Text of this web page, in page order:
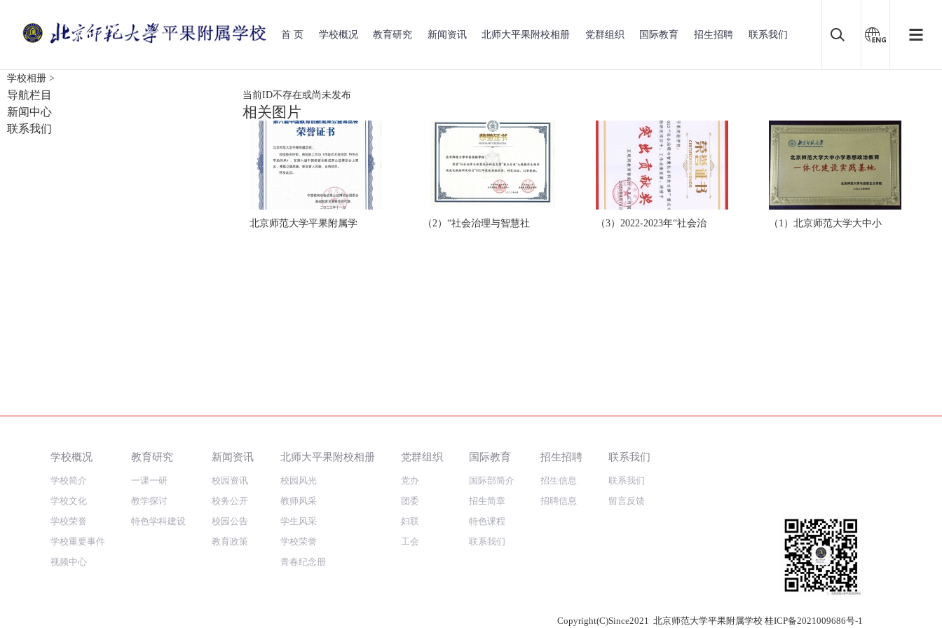
首 页 学校概况 教育研究 新闻资讯 北师大平果附校相册 党群组织 国际教育 招生招聘 联系我们
学校相册 >
当前ID不存在或尚未发布
相关图片
北京师范大学平果附属学 （2）“社会治理与智慧社 （3）2022-2023年“社会治 （1）北京师范大学大中小
导航栏目
新闻中心
联系我们
学校概况
学校简介
学校文化
学校荣誉
学校重要事件
视频中心
教育研究
一课一研
教学探讨
特色学科建设
新闻资讯
校园资讯
校务公开
校园公告
教育政策
北师大平果附校相册
校园风光
教师风采
学生风采
学校荣誉
青春纪念册
党群组织
党办
团委
妇联
工会
国际教育
国际部简介
招生简章
特色课程
联系我们
招生招聘
招生信息
招聘信息
联系我们
联系我们
留言反馈
Copyright(C)Since2021 北京师范大学平果附属学校桂ICP备2021009686号-1